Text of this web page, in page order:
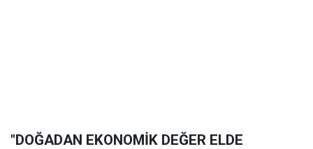
"DOĞADAN EKONOMİK DEĞER ELDE